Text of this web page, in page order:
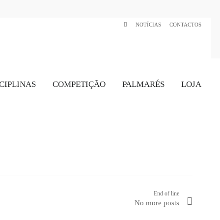
NOTÍCIAS CONTACTOS
COMPETIÇÃO PALMARÉS LOJA
End of line
No more posts